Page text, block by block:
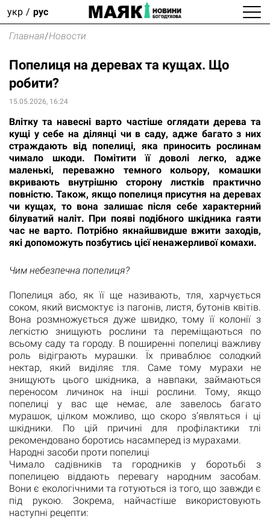
укр рус
Главная/Новости
Попелиця на деревах та кущах. Що
робити?
15.05.2026, 16:24
Влітку та навесні варто частіше оглядати дерева та
кущі у себе на ділянці чи в саду, адже багато з них
страждають від попелиці, яка приносить рослинам
чимало шкоди. Помітити її доволі легко, адже
маленькі, переважно темного кольору, комашки
вкривають внутрішню сторону листків практично
повністю. Також, якщо попелиця присутня на деревах
чи кущах, то вона залишає після себе характерний
білуватий наліт. При появі подібного шкідника гаяти
час не варто. Потрібно якнайшвидше вжити заходів,
які допоможуть позбутись цієї ненажерливої комахи.
Чим небезпечна попелиця?
Попелиця або, як її ще називають, тля, харчується
соком, який висмоктує із пагонів, листя, бутонів квітів.
Вона розмножується дуже швидко, тому її колонії з
легкістю знищують рослини та переміщаються по
всьому саду та городу. В поширенні попелиці важливу
роль відіграють мурашки. Їх приваблює солодкий
нектар, який виділяє тля. Саме тому мурахи не
знищують цього шкідника, а навпаки, займаються
переносом личинок на інші рослини. Тому, якщо
попелиці у вас ще немає, але завелось багато
мурашок, цілком можливо, що скоро зʼявляться і ці
шкідники. По цій причині для профілактики тлі
рекомендовано боротись насамперед із мурахами.
Народні засоби проти попелиці
Чимало садівників та городників у боротьбі з
попелицею віддають перевагу народним засобам.
Вони є екологічними та готуються із того, що завжди є
під рукою. Зокрема, найчастіше використовують
наступні рецепти: